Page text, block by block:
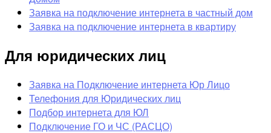
Заявка на подключение интернета в частный дом
Заявка на подключение интернета в квартиру
Для юридических лиц
Заявка на Подключение интернета Юр Лицо
Телефония для Юридических лиц
Подбор интернета для ЮЛ
Подключение ГО и ЧС (РАСЦО)